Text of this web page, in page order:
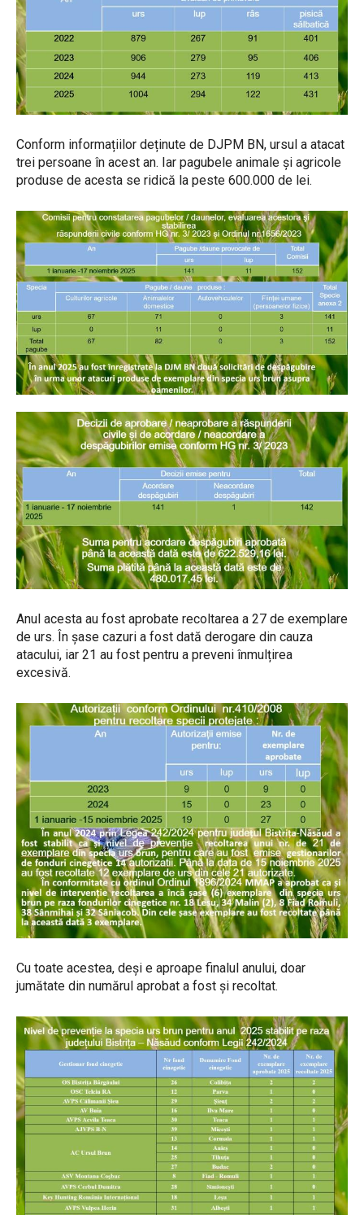
Conform informațiilor deținute de DJPM BN, ursul a atacat
trei persoane în acest an. Iar pagubele animale și agricole
produse de acesta se ridică la peste 600.000 de lei.
Anul acesta au fost aprobate recoltarea a 27 de exemplare
de urs. În șase cazuri a fost dată derogare din cauza
atacului, iar 21 au fost pentru a preveni înmulțirea
excesivă.
Cu toate acestea, deși e aproape finalul anului, doar
jumătate din numărul aprobat a fost și recoltat.